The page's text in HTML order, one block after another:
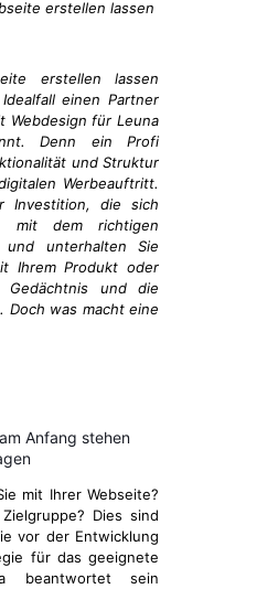
erstellen lassen
einen Partner
Webdesign für Leuna
Denn ein Profi
und Struktur
Werbeauftritt.
Investition, die sich
mit dem richtigen
und unterhalten Sie
Ihrem Produkt oder
Gedächtnis und die
Doch was macht eine
Anfang stehen
mit Ihrer Webseite?
Dies sind
vor der Entwicklung
für das geeignete
beantwortet sein